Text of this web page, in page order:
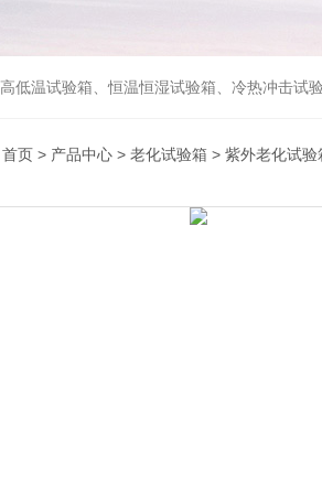
高低温试验箱、恒温恒湿试验箱、冷热冲击试验箱、紫外线老化试验箱、氙灯老化试验箱、快速升降温试验箱、淋雨
首页 > 产品中心 > 老化试验箱 > 紫外老化试验